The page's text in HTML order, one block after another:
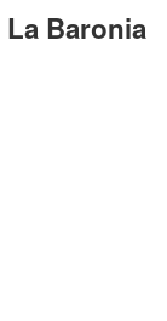
Baronia